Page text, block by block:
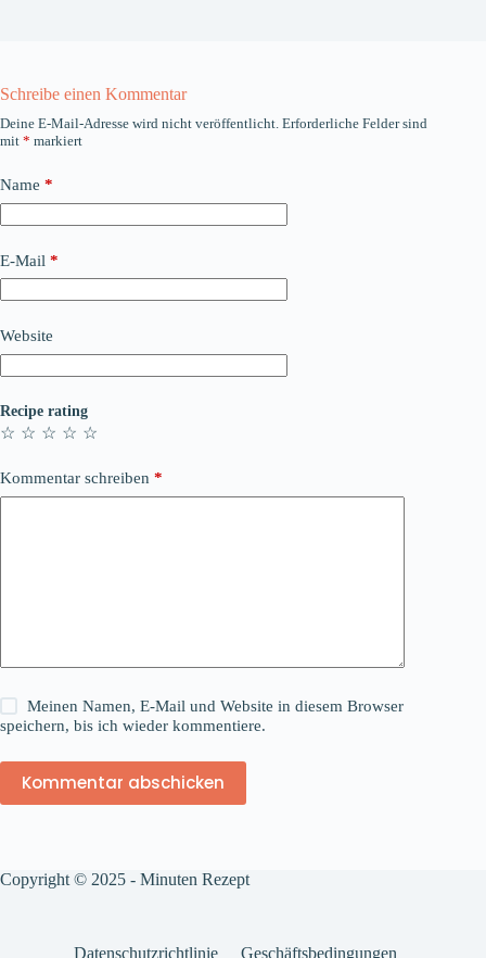
Schreibe einen Kommentar
Deine E-Mail-Adresse wird nicht veröffentlicht. Erforderliche Felder sind
mit * markiert
Name *
E-Mail *
Website
Recipe rating
☆
☆
☆
☆
☆
Kommentar schreiben *
Meinen Namen, E-Mail und Website in diesem Browser
speichern, bis ich wieder kommentiere.
Kommentar abschicken
Copyright © 2025 - Minuten Rezept
Datenschutzrichtlinie Geschäftsbedingungen